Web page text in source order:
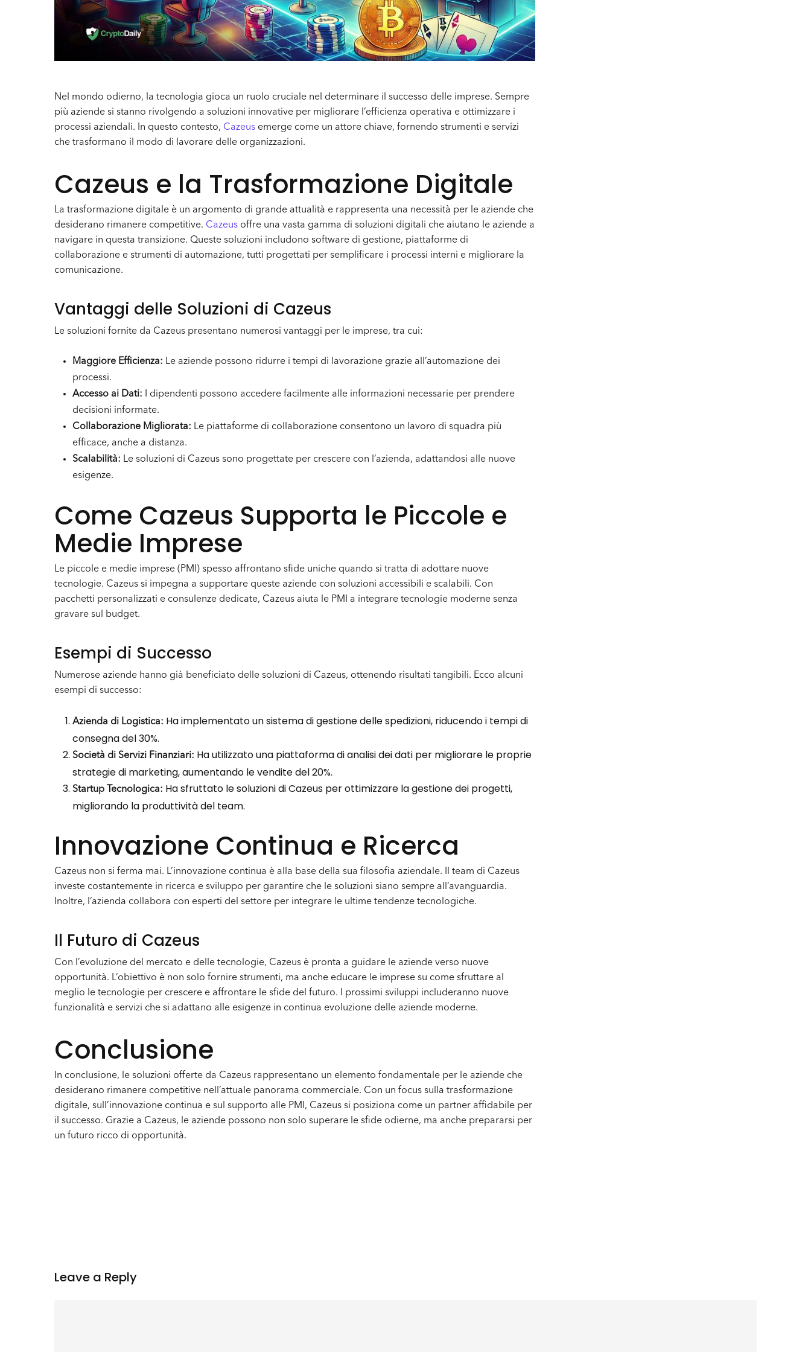
Nel mondo odierno, la tecnologia gioca un ruolo cruciale nel determinare il successo delle imprese. Sempre
più aziende si stanno rivolgendo a soluzioni innovative per migliorare l’efficienza operativa e ottimizzare i
processi aziendali. In questo contesto, Cazeus emerge come un attore chiave, fornendo strumenti e servizi
che trasformano il modo di lavorare delle organizzazioni.
Cazeus e la Trasformazione Digitale
La trasformazione digitale è un argomento di grande attualità e rappresenta una necessità per le aziende che
desiderano rimanere competitive. Cazeus offre una vasta gamma di soluzioni digitali che aiutano le aziende a
navigare in questa transizione. Queste soluzioni includono software di gestione, piattaforme di
collaborazione e strumenti di automazione, tutti progettati per semplificare i processi interni e migliorare la
comunicazione.
Vantaggi delle Soluzioni di Cazeus
Le soluzioni fornite da Cazeus presentano numerosi vantaggi per le imprese, tra cui:
Maggiore Efficienza: Le aziende possono ridurre i tempi di lavorazione grazie all’automazione dei
processi.
Accesso ai Dati: I dipendenti possono accedere facilmente alle informazioni necessarie per prendere
decisioni informate.
Collaborazione Migliorata: Le piattaforme di collaborazione consentono un lavoro di squadra più
efficace, anche a distanza.
Scalabilità: Le soluzioni di Cazeus sono progettate per crescere con l’azienda, adattandosi alle nuove
esigenze.
Come Cazeus Supporta le Piccole e
Medie Imprese
Le piccole e medie imprese (PMI) spesso affrontano sfide uniche quando si tratta di adottare nuove
tecnologie. Cazeus si impegna a supportare queste aziende con soluzioni accessibili e scalabili. Con
pacchetti personalizzati e consulenze dedicate, Cazeus aiuta le PMI a integrare tecnologie moderne senza
gravare sul budget.
Esempi di Successo
Numerose aziende hanno già beneficiato delle soluzioni di Cazeus, ottenendo risultati tangibili. Ecco alcuni
esempi di successo:
Azienda di Logistica: Ha implementato un sistema di gestione delle spedizioni, riducendo i tempi di
consegna del 30%.
Società di Servizi Finanziari: Ha utilizzato una piattaforma di analisi dei dati per migliorare le proprie
strategie di marketing, aumentando le vendite del 20%.
Startup Tecnologica: Ha sfruttato le soluzioni di Cazeus per ottimizzare la gestione dei progetti,
migliorando la produttività del team.
Innovazione Continua e Ricerca
Cazeus non si ferma mai. L’innovazione continua è alla base della sua filosofia aziendale. Il team di Cazeus
investe costantemente in ricerca e sviluppo per garantire che le soluzioni siano sempre all’avanguardia.
Inoltre, l’azienda collabora con esperti del settore per integrare le ultime tendenze tecnologiche.
Il Futuro di Cazeus
Con l’evoluzione del mercato e delle tecnologie, Cazeus è pronta a guidare le aziende verso nuove
opportunità. L’obiettivo è non solo fornire strumenti, ma anche educare le imprese su come sfruttare al
meglio le tecnologie per crescere e affrontare le sfide del futuro. I prossimi sviluppi includeranno nuove
funzionalità e servizi che si adattano alle esigenze in continua evoluzione delle aziende moderne.
Conclusione
In conclusione, le soluzioni offerte da Cazeus rappresentano un elemento fondamentale per le aziende che
desiderano rimanere competitive nell’attuale panorama commerciale. Con un focus sulla trasformazione
digitale, sull’innovazione continua e sul supporto alle PMI, Cazeus si posiziona come un partner affidabile per
il successo. Grazie a Cazeus, le aziende possono non solo superare le sfide odierne, ma anche prepararsi per
un futuro ricco di opportunità.
Leave a Reply